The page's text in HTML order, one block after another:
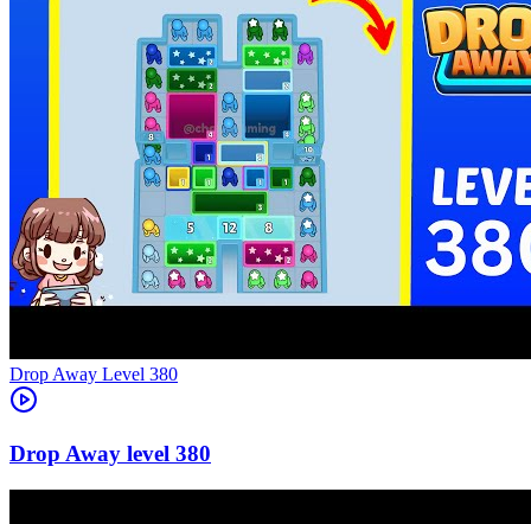
Level 380
380